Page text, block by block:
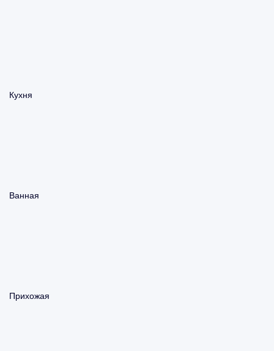
Кухня
Ванная
Прихожая